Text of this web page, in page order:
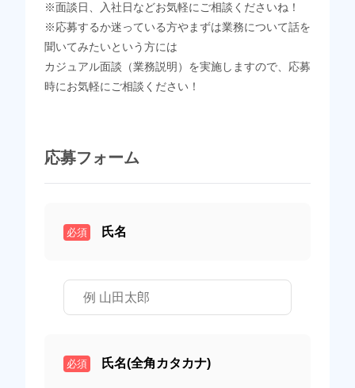
※面談日、入社日などお気軽にご相談くださいね！
※応募するか迷っている方やまずは業務について話を
聞いてみたいという方には
カジュアル面談（業務説明）を実施しますので、応募
時にお気軽にご相談ください！
応募フォーム
必須 氏名
必須 氏名(全角カタカナ)